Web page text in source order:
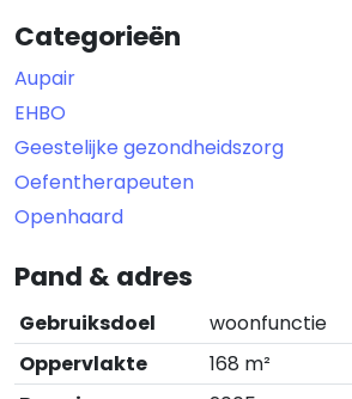
Categorieën
Aupair
EHBO
Geestelijke gezondheidszorg
Oefentherapeuten
Openhaard
Pand & adres
Gebruiksdoel
woonfunctie
Oppervlakte
168 m²